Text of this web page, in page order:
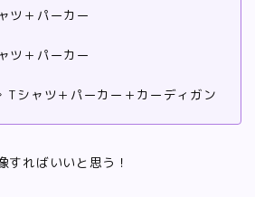
ツ＋パーカー
ツ＋パーカー
シャツ＋パーカー＋カーディガン
すればいいと思う！